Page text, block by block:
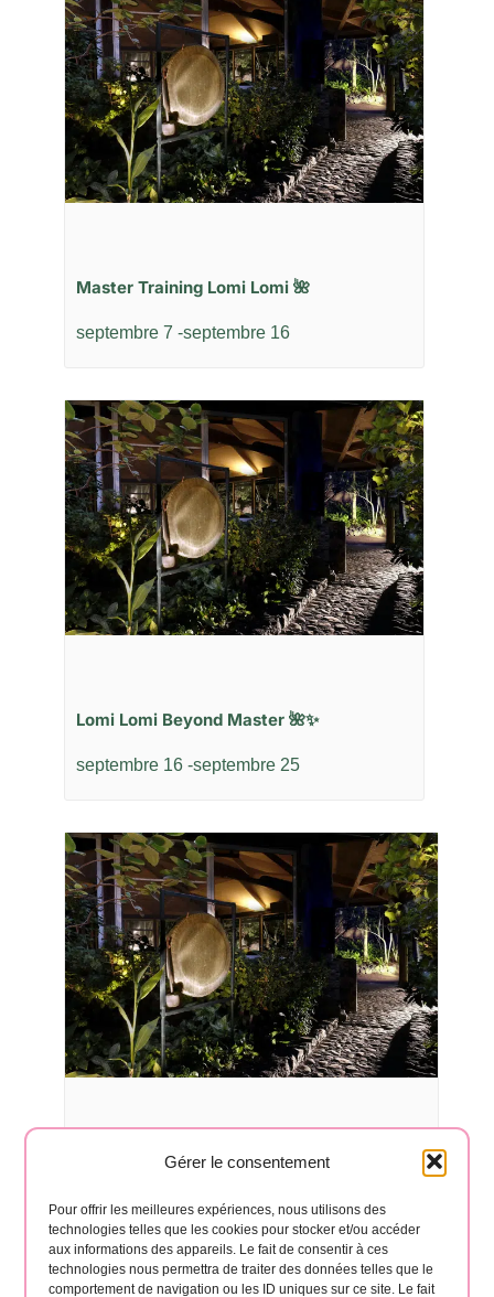
Gérer le consentement
Pour offrir les meilleures expériences, nous utilisons des
technologies telles que les cookies pour stocker et/ou accéder
aux informations des appareils. Le fait de consentir à ces
technologies nous permettra de traiter des données telles que le
comportement de navigation ou les ID uniques sur ce site. Le fait
Master Training Lomi Lomi 🌺
septembre 7 -septembre 16
Lomi Lomi Beyond Master 🌺✨
septembre 16 -septembre 25
Nourish The Bear Retreat 🐻☀️
septembre 26 -octobre 3